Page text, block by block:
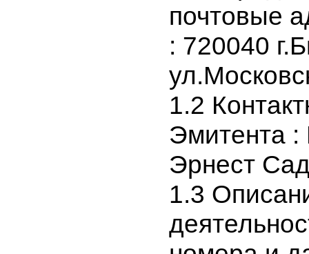
1.1
: 720040
1.2
Эрнест
1.3